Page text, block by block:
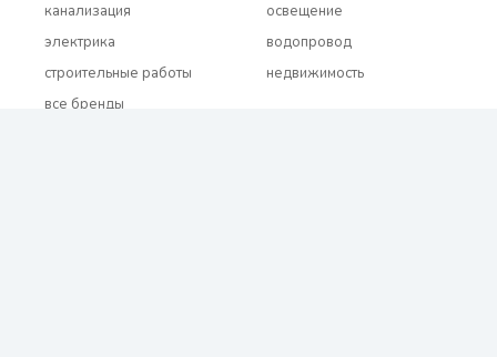
канализация
электрика
строительные работы
все бренды
освещение
водопровод
недвижимость